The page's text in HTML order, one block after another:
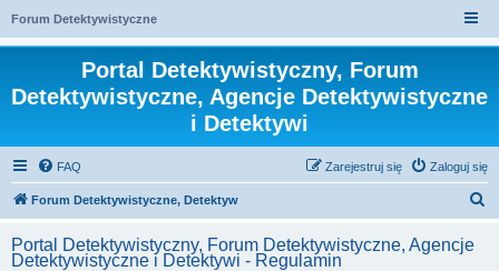
Forum Detektywistyczne
Portal Detektywistyczny, Forum
Detektywistyczne, Agencje Detektywistyczne
i Detektywi
FAQ Zaloguj się
Zarejestruj się
Forum Detektywistyczne, Detektyw
Portal Detektywistyczny, Forum Detektywistyczne, Agencje
Detektywistyczne i Detektywi - Regulamin